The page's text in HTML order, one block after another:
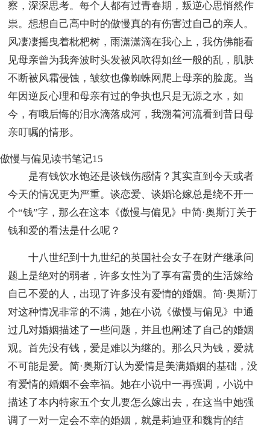
察，深深思考。每个人都有过青春期，叛逆心思悄然作
祟。想想自己高中时的傲慢真的有伤害过自己的亲人。
风凄凄摇曳着枇杷树，雨潇潇滴在我心上，我仿佛能看
见母亲曾为我奔波时头发被风吹得如丝一般的乱，肌肤
不断被风霜侵蚀，皱纹也像蜘蛛网爬上母亲的脸庞。当
年因逆反心理和母亲有过的争执也只是无源之水，如
今，有哦后悔的泪水滴落成河，我溯着河流看到昔日母
亲叮嘱的情形。
傲慢与偏见读书笔记15
是有钱饮水饱还是谈钱伤感情？其实直到今天或者
今天的情况更为严重。谈恋爱、谈婚论嫁总是绕不开一
个“钱”字，那么在这本《傲慢与偏见》中简·奥斯汀关于
钱和爱的看法是什么呢？
十八世纪到十九世纪的英国社会女子在财产继承问
题上是绝对的弱者，许多女性为了享有富贵的生活嫁给
自己不爱的人，出现了许多没有爱情的婚姻。简·奥斯汀
对这种情况非常的不满，她在小说《傲慢与偏见》中通
过几对婚姻描述了一些问题，并且也阐述了自己的婚姻
观。首先没有钱，爱是难以为继的。那么只为钱，爱就
不可能是爱。简·奥斯汀认为爱情是美满婚姻的基础，没
有爱情的婚姻不会幸福。她在小说中一再强调，小说中
描述了本内特家五个女儿要怎么嫁出去，在这当中她强
调了一对一定会不幸的婚姻，就是莉迪亚和魏肯的结